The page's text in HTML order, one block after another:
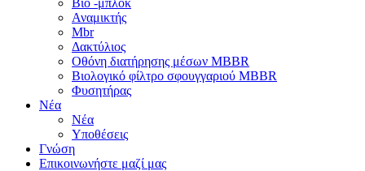
Βιο -μπλοκ
Αναμικτής
Mbr
Δακτύλιος
Οθόνη διατήρησης μέσων MBBR
Βιολογικό φίλτρο σφουγγαριού MBBR
Φυσητήρας
Νέα
Νέα
Υποθέσεις
Γνώση
Επικοινωνήστε μαζί μας